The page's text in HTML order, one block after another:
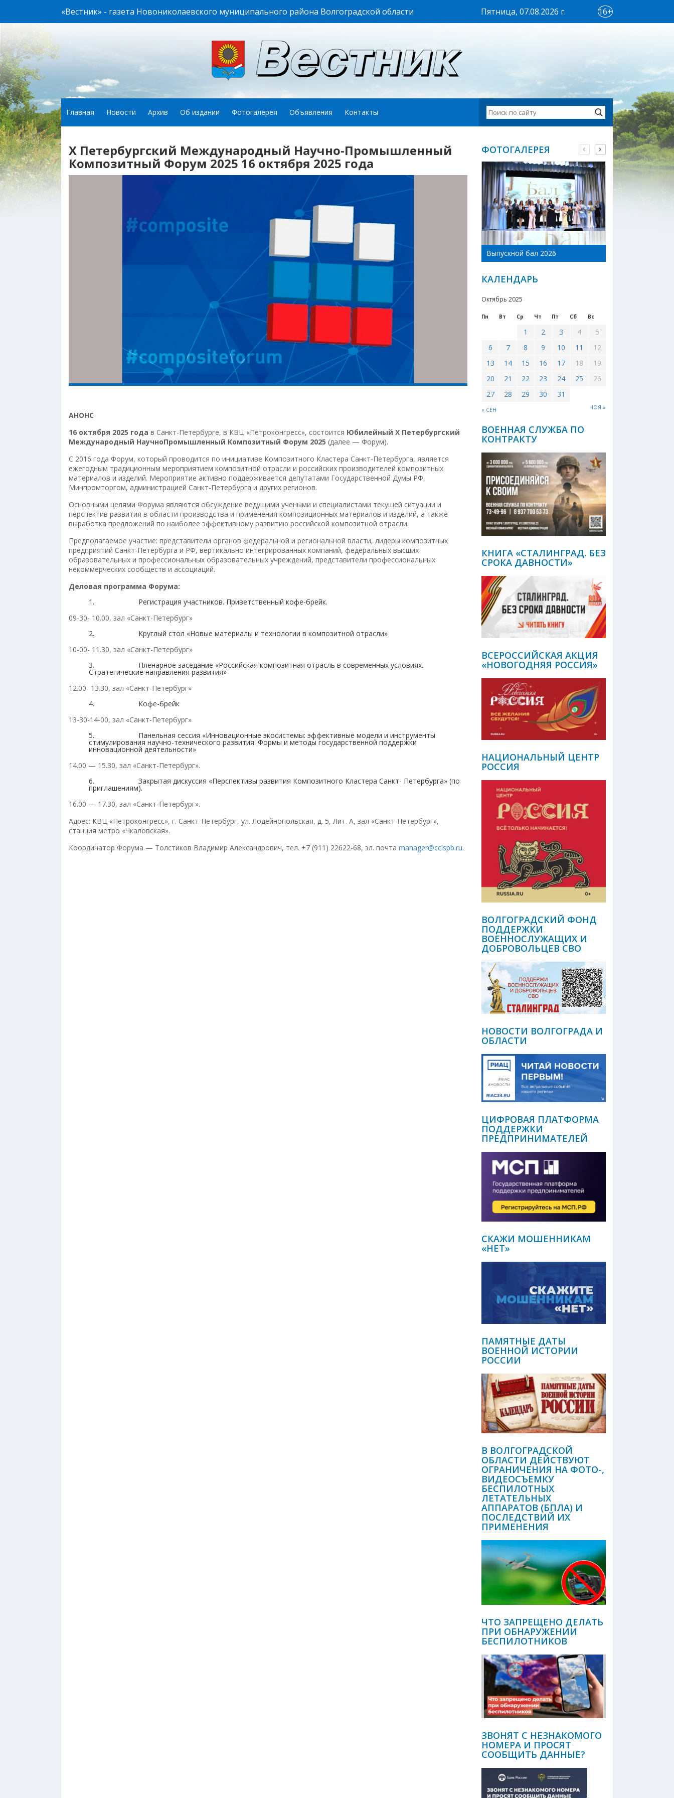
«Вестник» - газета Новониколаевского муниципального района Волгоградской области Пятница, 07.08.2026 г. 16+
Главная Новости Архив Об издании Фотогалерея Объявления Контакты
Х Петербургский Международный Научно-Промышленный
Композитный Форум 2025 16 октября 2025 года
АНОНС
16 октября 2025 года в Санкт-Петербурге, в КВЦ «Петроконгресс», состоится Юбилейный X Петербургский
Международный Научно­Промышленный Композитный Форум 2025 (далее — Форум).
С 2016 года Форум, который проводится по инициативе Композитного Кластера Санкт-Петербурга, является
ежегодным традиционным мероприятием композитной отрасли и российских производителей композитных
материалов и изделий. Мероприятие активно поддерживается депутатами Государственной Думы РФ,
Минпромторгом, администрацией Санкт-Петербурга и других регионов.
Основными целями Форума являются обсуждение ведущими учеными и специалистами текущей ситуации и
перспектив развития в области производства и применения композиционных материалов и изделий, а также
выработка предложений по наиболее эффективному развитию российской композитной отрасли.
Предполагаемое участие: представители органов федеральной и региональной власти, лидеры композитных
предприятий Санкт-Петербурга и РФ, вертикально интегрированных компаний, федеральных высших
образовательных и профессиональных образовательных учреждений, представители профессиональных
некоммерческих сообществ и ассоциаций.
Деловая программа Форума:
1. Регистрация участников. Приветственный кофе-брейк.
09-30- 10.00, зал «Санкт-Петербург»
2. Круглый стол «Новые материалы и технологии в композитной отрасли»
10-00- 11.30, зал «Санкт-Петербург»
3. Пленарное заседание «Российская композитная отрасль в современных условиях.
Стратегические направления развития»
12.00- 13.30, зал «Санкт-Петербург»
4. Кофе-брейк
13-30-14-00, зал «Санкт-Петербург»
5. Панельная сессия «Инновационные экосистемы: эффективные модели и инструменты
стимулирования научно-технического развития. Формы и методы государственной поддержки
инновационной деятельности»
14.00 — 15.30, зал «Санкт-Петербург».
6. Закрытая дискуссия «Перспективы развития Композитного Кластера Санкт- Петербурга» (по
приглашениям).
16.00 — 17.30, зал «Санкт-Петербург».
Адрес: КВЦ «Петроконгресс», г. Санкт-Петербург, ул. Лодейнопольская, д. 5, Лит. А, зал «Санкт-Петербург»,
станция метро «Чкаловская».
Координатор Форума — Толстиков Владимир Александрович, тел. +7 (911) 22622-68, эл. почта manager@cclspb.ru.
ФОТОГАЛЕРЕЯ
Выпускной бал 2026
КАЛЕНДАРЬ
Октябрь 2025
Пн Вт Ср Чт Пт Сб Вс
« СЕН НОЯ »
1 2 3 4
5
6
7 8 9 10 11
12
13
14 15 16 17 18
19
20
21 22 23 24 25
26
27
28 29 30 31
ВОЕННАЯ СЛУЖБА ПО
КОНТРАКТУ
КНИГА «СТАЛИНГРАД. БЕЗ
СРОКА ДАВНОСТИ»
ВСЕРОССИЙСКАЯ АКЦИЯ
«НОВОГОДНЯЯ РОССИЯ»
НАЦИОНАЛЬНЫЙ ЦЕНТР
РОССИЯ
ВОЛГОГРАДСКИЙ ФОНД
ПОДДЕРЖКИ
ВОЕННОСЛУЖАЩИХ И
ДОБРОВОЛЬЦЕВ СВО
НОВОСТИ ВОЛГОГРАДА И
ОБЛАСТИ
ЦИФРОВАЯ ПЛАТФОРМА
ПОДДЕРЖКИ
ПРЕДПРИНИМАТЕЛЕЙ
СКАЖИ МОШЕННИКАМ
«НЕТ»
ПАМЯТНЫЕ ДАТЫ
ВОЕННОЙ ИСТОРИИ
РОССИИ
В ВОЛГОГРАДСКОЙ
ОБЛАСТИ ДЕЙСТВУЮТ
ОГРАНИЧЕНИЯ НА ФОТО-,
ВИДЕОСЪЕМКУ
БЕСПИЛОТНЫХ
ЛЕТАТЕЛЬНЫХ
АППАРАТОВ (БПЛА) И
ПОСЛЕДСТВИЙ ИХ
ПРИМЕНЕНИЯ
ЧТО ЗАПРЕЩЕНО ДЕЛАТЬ
ПРИ ОБНАРУЖЕНИИ
БЕСПИЛОТНИКОВ
ЗВОНЯТ С НЕЗНАКОМОГО
НОМЕРА И ПРОСЯТ
СООБЩИТЬ ДАННЫЕ?